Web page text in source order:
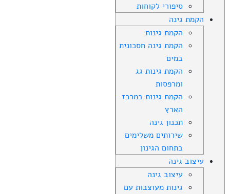
סיפורי לקוחות
הקמת גינה
הקמת גינות
הקמת גינה חסכונית
במים
הקמת גינות גג
ומרפסות
הקמת גינות במרכז
הארץ
תכנון גינה
שירותים משלימים
בתחום הגינון
עיצוב גינה
עיצוב גינה
גינות מעוצבות עם